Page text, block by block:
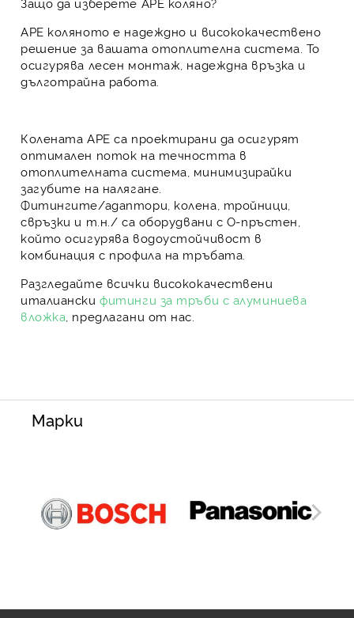
APE коляното е надеждно и висококачествено
решение за вашата отоплителна система. То
осигурява лесен монтаж, надеждна връзка и
дълготрайна работа.
Колената APE са проектирани да осигурят
оптимален поток на течността в
отоплителната система, минимизирайки
загубите на налягане.
Фитингите/адаптори, колена, тройници,
свръзки и т.н./ са оборудвани с О-пръстен,
който осигурява водоустойчивост в
комбинация с профила на тръбата.
Разгледайте всички висококачествени
италианскифитинги за тръби с алуминиева
вложка , предлагани от нас.
Марки